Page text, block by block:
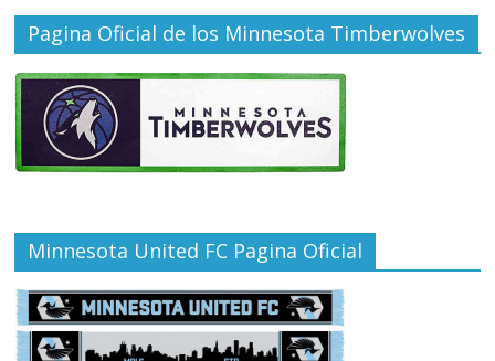
Pagina Oficial de los Minnesota Timberwolves
Minnesota United FC Pagina Oficial